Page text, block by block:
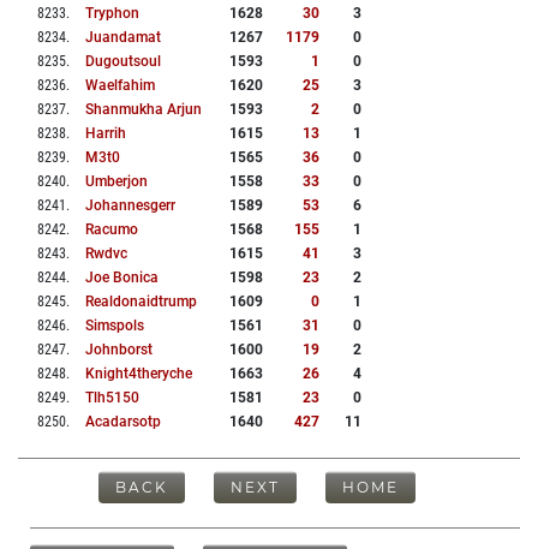
8233. Tryphon 1628 30
3
8234. Juandamat 1267 1179
0
8235. Dugoutsoul 1593 1
0
8236. Waelfahim 1620 25
3
8237. Shanmukha Arjun 1593 2
0
8238. Harrih 1615 13
1
8239. M3t0 1565 36
0
8240. Umberjon 1558 33
0
8241 . Johannesgerr 1589 53
6
8242. Racumo 1568 155
1
8243. Rwdvc 1615 41
3
8244. Joe Bonica 1598 23
2
8245. Realdonaidtrump 1609 0
1
8246. Simspols 1561 31
0
8247. Johnborst 1600 19
2
8248. Knight4theryche 1663 26
4
8249. Tlh5150 1581 23
0
8250. Acadarsotp 1640 427 11
BACK NEXT HOME